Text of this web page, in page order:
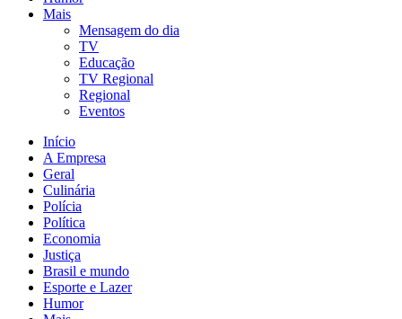
Mais
Mensagem do dia
TV
Educação
TV Regional
Regional
Eventos
Início
A Empresa
Geral
Culinária
Polícia
Política
Economia
Justiça
Brasil e mundo
Esporte e Lazer
Humor